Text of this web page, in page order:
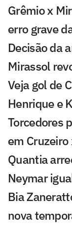
Grêmio x
erro grave
Decisão da
Mirassol
Veja gol de
Henrique e
Torcedores
em
Quantia
Neymar
Bia
nova